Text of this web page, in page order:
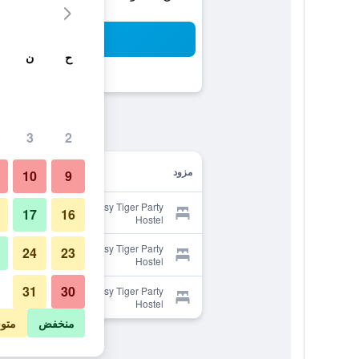
مزود
Provider for Tipsy Tiger Party
Hostel
Provider for Tipsy Tiger Party
Hostel
Provider for Tipsy Tiger Party
Hostel
ح ن
2
3
9
10
16
17
23
24
30
31
منخفض